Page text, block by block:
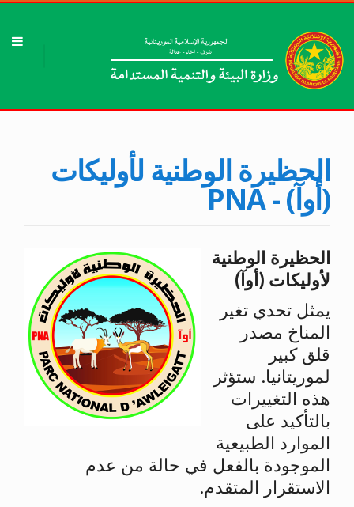
الحظيرة الوطنية لأوليكات
(أوآ) - PNA
الحظيرة الوطنية
لأوليكات (أوآ)
يمثل تحدي تغير
المناخ مصدر
قلق كبير
لموريتانيا. ستؤثر
هذه التغييرات
بالتأكيد على
الموارد الطبيعية
الموجودة بالفعل في حالة من عدم
الاستقرار المتقدم.